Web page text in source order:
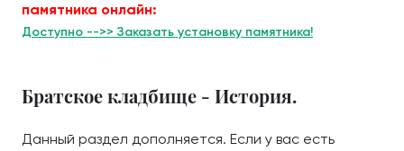
памятника онлайн:
Доступно -->> Заказать установку памятника!
Братское кладбище - История.
Данный раздел дополняется. Если у вас есть